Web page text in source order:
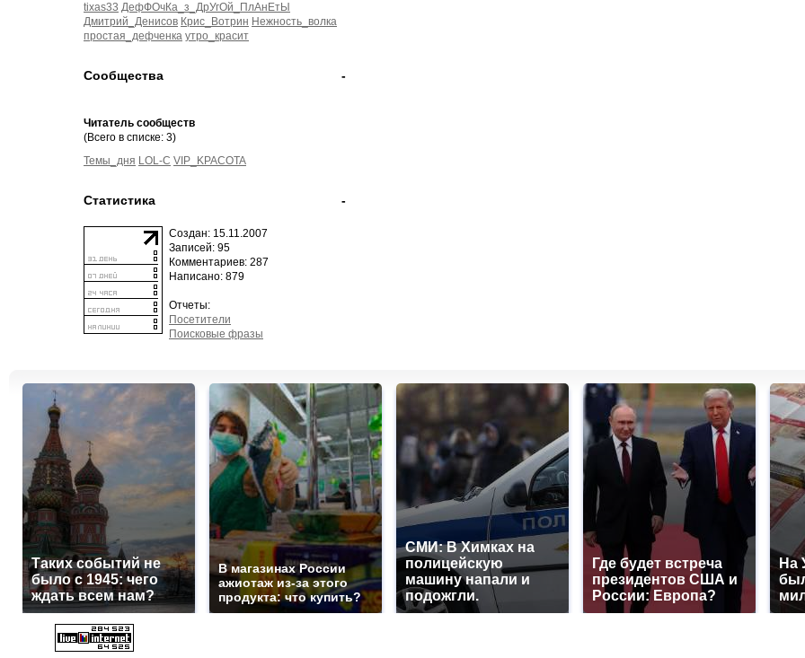
tixas33 ДефФОчКа_з_ДрУгОй_ПлАнЕтЫ
Дмитрий_Денисов Крис_Вотрин Нежность_волка
простая_дефченка утро_красит
-
Сообщества
Читатель сообществ
(Всего в списке: 3)
Темы_дня LOL-C VIP_KPACOTA
-
Статистика
Создан: 15.11.2007
Записей: 95
Комментариев: 287
Написано: 879
Отчеты:
Посетители
Поисковые фразы
Таких событий не
было с 1945: чего
ждать всем нам?
В магазинах России
ажиотаж из-за этого
продукта: что купить?
СМИ: В Химках на
полицейскую
машину напали и
подожгли.
Где будет встреча
президентов США и
России: Европа?
На